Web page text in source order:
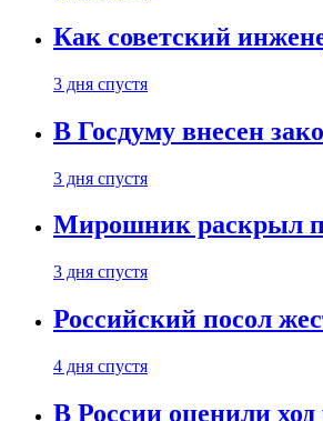
Как советский
3 дня спустя
В Госдуму внесен
3 дня спустя
Мирошник раскрыл
3 дня спустя
Российский посол
4 дня спустя
В России оценили